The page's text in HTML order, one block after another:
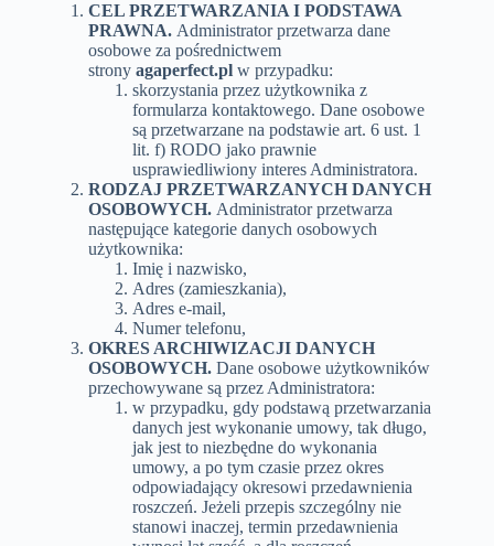
CEL PRZETWARZANIA I PODSTAWA
PRAWNA. Administrator przetwarza dane
osobowe za pośrednictwem
strony agaperfect.pl w przypadku:
skorzystania przez użytkownika z
formularza kontaktowego. Dane osobowe
są przetwarzane na podstawie art. 6 ust. 1
lit. f) RODO jako prawnie
usprawiedliwiony interes Administratora.
RODZAJ PRZETWARZANYCH DANYCH
OSOBOWYCH. Administrator przetwarza
następujące kategorie danych osobowych
użytkownika:
Imię i nazwisko,
Adres (zamieszkania),
Adres e-mail,
Numer telefonu,
OKRES ARCHIWIZACJI DANYCH
OSOBOWYCH. Dane osobowe użytkowników
przechowywane są przez Administratora:
w przypadku, gdy podstawą przetwarzania
danych jest wykonanie umowy, tak długo,
jak jest to niezbędne do wykonania
umowy, a po tym czasie przez okres
odpowiadający okresowi przedawnienia
roszczeń. Jeżeli przepis szczególny nie
stanowi inaczej, termin przedawnienia